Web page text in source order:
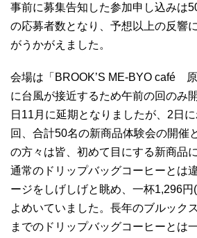
事前に募集告知した参加申し込みは
の応募者数となり、予想以上の反響
がうかがえました。
会場は「BROOK’S ME-BYO café
に台風が接近するため午前の回のみ
日11月に延期となりましたが、2日
回、合計50名の新商品体験会の開催
の方々は皆、初めて目にする新商品
通常のドリップバッグコーヒーとは
ージをしげしげと眺め、一杯1,296
よめいていました。長年のブルック
までのドリップバッグコーヒーとは